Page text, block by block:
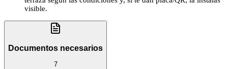
visible.
Documentos necesarios
7